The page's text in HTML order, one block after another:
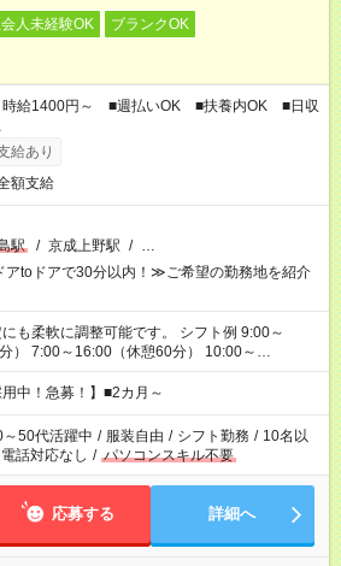
人未経験OK
ブランクOK
時給1400円～ ■週払いOK ■扶養内OK ■日収
給あり
額支給
駅 / 京成上野駅 / …
toドアで30分以内！≫ご希望の勤務地を紹介
に調整可能です。 シフト例 9:00～
） 7:00～16:00（休憩60分） 10:00～
のお仕事で希
と、もう1つのお仕事の勤務時間の合計が 週40
用中！急募！】■2カ月～
～50代活躍中 / 服装自由 / シフト勤務 / 10名以
電話対応なし / パソコンスキル不要
応募する 詳細へ